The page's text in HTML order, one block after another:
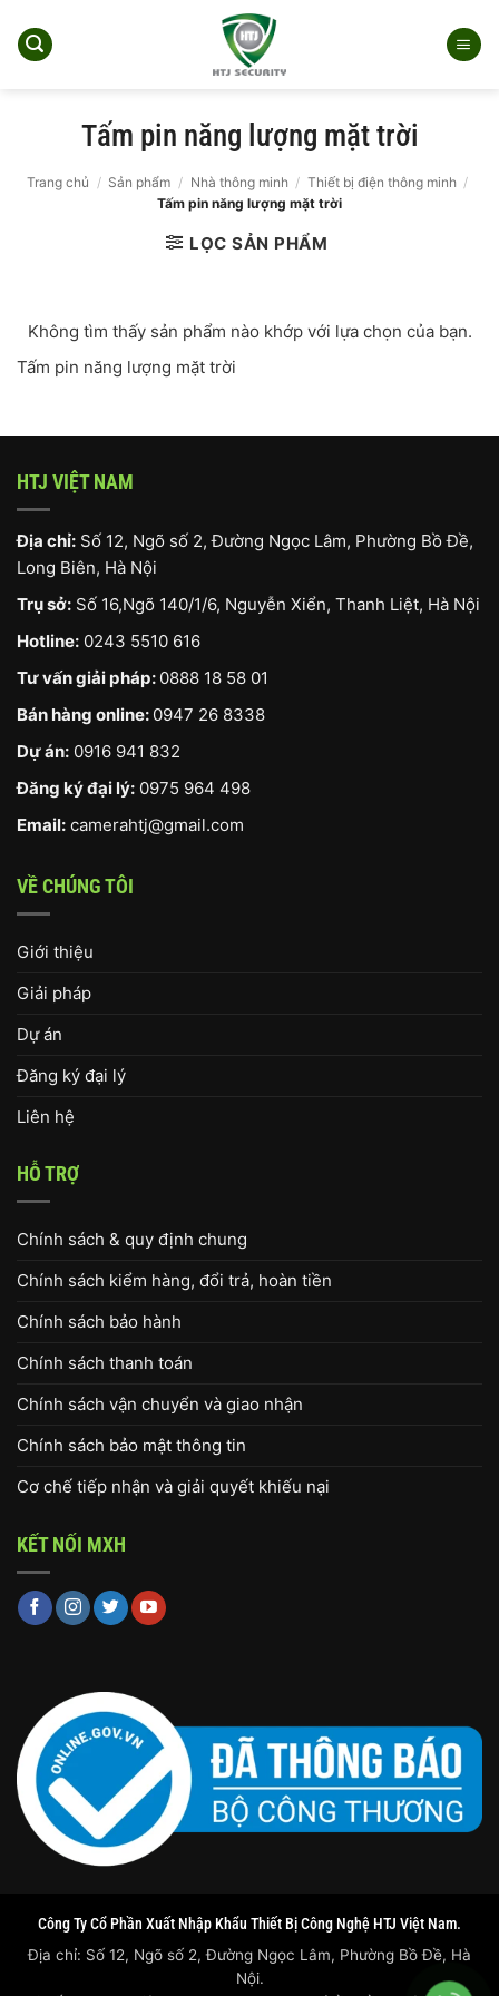
qua
Tấm pin năng lượng mặt trời
Trang chủ / Sản phẩm / Nhà thông minh / Thiết bị điện thông minh /
Tấm pin năng lượng mặt trời
LỌC SẢN PHẨM
Không tìm thấy sản phẩm nào khớp với lựa chọn của bạn.
Tấm pin năng lượng mặt trời
HTJ VIỆT NAM
Địa chỉ: Số 12, Ngõ số 2, Đường Ngọc Lâm, Phường Bồ Đề,
Long Biên, Hà Nội
Trụ sở: Số 16,Ngõ 140/1/6, Nguyễn Xiển, Thanh Liệt, Hà Nội
Hotline: 0243 5510 616
Tư vấn giải pháp: 0888 18 58 01
Bán hàng online: 0947 26 8338
Dự án: 0916 941 832
Đăng ký đại lý: 0975 964 498
Email: camerahtj@gmail.com
VỀ CHÚNG TÔI
Giới thiệu
Giải pháp
Dự án
Đăng ký đại lý
Liên hệ
HỖ TRỢ
Chính sách & quy định chung
Chính sách kiểm hàng, đổi trả, hoàn tiền
Chính sách bảo hành
Chính sách thanh toán
Chính sách vận chuyển và giao nhận
Chính sách bảo mật thông tin
Cơ chế tiếp nhận và giải quyết khiếu nại
KẾT NỐI MXH
Công Ty Cổ Phần Xuất Nhập Khẩu Thiết Bị Công Nghệ HTJ Việt Nam.
Địa chỉ: Số 12, Ngõ số 2, Đường Ngọc Lâm, Phường Bồ Đề, Hà
Nội.